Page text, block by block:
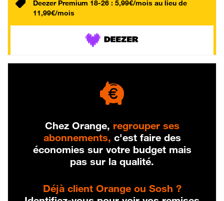
Deezer Premium 18-26 : 5,99€/mois au lieu de
11,99€/mois
Chez Orange, regrouper ses
abonnements, c'est faire des
économies sur votre budget mais
pas sur la qualité.
Déjà client Orange ou Sosh ?